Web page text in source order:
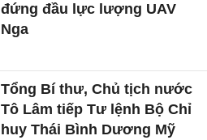
đứng đầu lực lượng UAV
Nga
Tổng Bí thư, Chủ tịch nước
Tô Lâm tiếp Tư lệnh Bộ Chỉ
huy Thái Bình Dương Mỹ